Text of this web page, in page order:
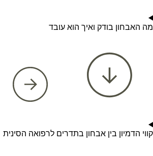
מה האבחון בודק ואיך הוא עובד
קווי הדמיון בין אבחון בתדרים לרפואה הסינית